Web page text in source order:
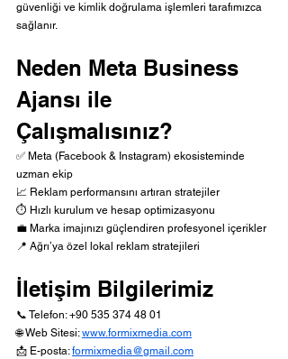
güvenliği ve kimlik doğrulama işlemleri tarafımızca
sağlanır.
Neden Meta Business
Ajansı ile
Çalışmalısınız?
✅ Meta (Facebook & Instagram) ekosisteminde
uzman ekip
📈 Reklam performansını artıran stratejiler
⏱️ Hızlı kurulum ve hesap optimizasyonu
💼 Marka imajınızı güçlendiren profesyonel içerikler
📍 Ağrı’ya özel lokal reklam stratejileri
İletişim Bilgilerimiz
📞 Telefon: +90 535 374 48 01
🌐 Web Sitesi: www.formixmedia.com
📩 E-posta: formixmedia@gmail.com